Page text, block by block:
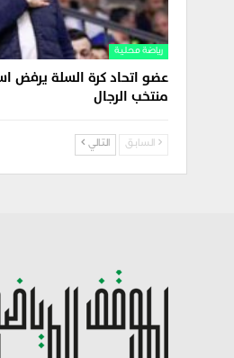
رياضة محلية
عضو اتحاد كرة السلة يرفض
منتخب الرجال
السابق التالي